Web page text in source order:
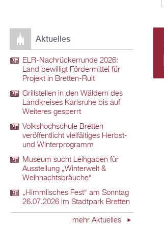
Aktuelles
ELR-Nachrückerrunde 2026:
Land bewilligt Fördermittel für
Projekt in Bretten-Ruit
Grillstellen in den Wäldern des
Landkreises Karlsruhe bis auf
Weiteres gesperrt
Volkshochschule Bretten
veröffentlicht vielfältiges Herbst-
und Winterprogramm
Museum sucht Leihgaben für
Ausstellung „Winterwelt &
Weihnachtsbräuche“
„Himmlisches Fest“ am Sonntag
26.07.2026 im Stadtpark Bretten
mehr Aktuelles